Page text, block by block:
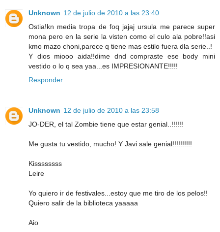
Unknown 12 de julio de 2010 a las 23:40
Ostia!kn media tropa de foq jajaj ursula me parece super
mona pero en la serie la visten como el culo ala pobre!!asi
kmo mazo choni,parece q tiene mas estilo fuera dla serie..!
Y dios miooo aida!!dime dnd compraste ese body mini
vestido o lo q sea yaa...es IMPRESIONANTE!!!!!
Responder
Unknown 12 de julio de 2010 a las 23:58
JO-DER, el tal Zombie tiene que estar genial..!!!!!!
Me gusta tu vestido, mucho! Y Javi sale genial!!!!!!!!!!
Kissssssss
Leire
Yo quiero ir de festivales...estoy que me tiro de los pelos!!
Quiero salir de la biblioteca yaaaaa
Aio